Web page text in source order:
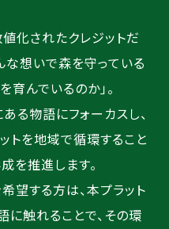
化されたクレジットだ
な想いで森を守っている
育んでいるのか」。
る物語にフォーカスし、
トを地域で循環すること
を推進します。
望する方は、本プラット
触れることで、その環